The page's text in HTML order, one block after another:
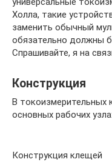
Холла, такие
заменить обычный
обязательно должны
Спрашивайте, я на
Конструкция
В токоизмерительных
основных рабочих узла:
Конструкция клещей